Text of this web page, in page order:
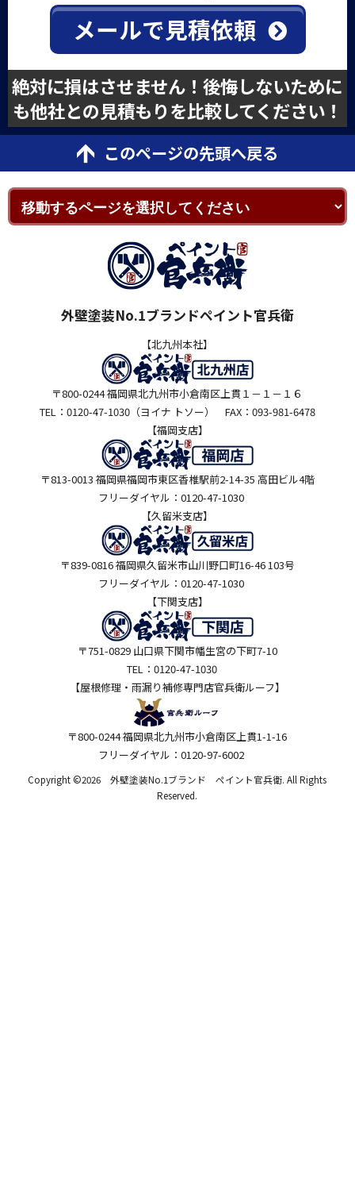
メールで見積依頼
絶対に損はさせません！後悔しないために
も他社との見積もりを比較してください！
このページの先頭へ戻る
外壁塗装No.1ブランドペイント官兵衛
【北九州本社】
〒800-0244 福岡県北九州市小倉南区上貫１－１－１６
TEL：0120-47-1030（ヨイナ トソー） FAX：093-981-6478
【福岡支店】
〒813-0013 福岡県福岡市東区香椎駅前2-14-35 高田ビル4階
フリーダイヤル：0120-47-1030
【久留米支店】
〒839-0816 福岡県久留米市山川野口町16-46 103号
フリーダイヤル：0120-47-1030
【下関支店】
〒751-0829 山口県下関市幡生宮の下町7-10
TEL：0120-47-1030
【屋根修理・雨漏り補修専門店官兵衛ルーフ】
〒800-0244 福岡県北九州市小倉南区上貫1-1-16
フリーダイヤル：0120-97-6002
Copyright ©2026 外壁塗装No.1ブランド ペイント官兵衛. All Rights
Reserved.